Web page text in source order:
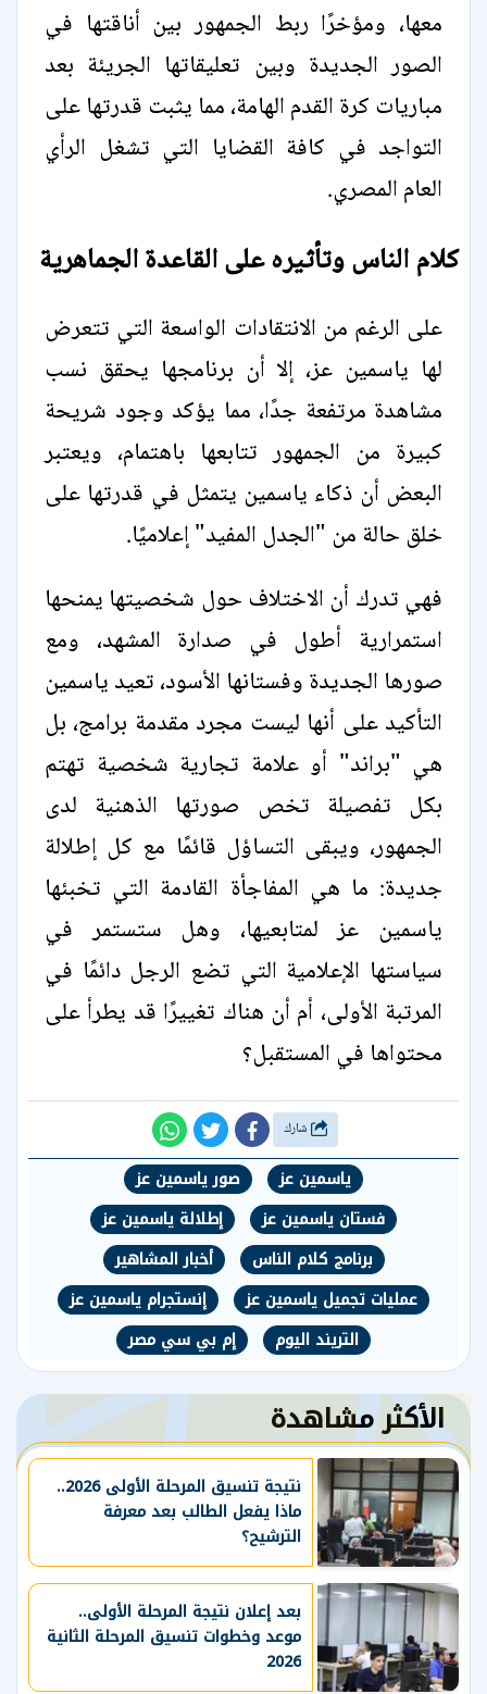
معها، ومؤخرًا ربط الجمهور بين أناقتها في
الصور الجديدة وبين تعليقاتها الجريئة بعد
مباريات كرة القدم الهامة، مما يثبت قدرتها على
التواجد في كافة القضايا التي تشغل الرأي
العام المصري.
كلام الناس وتأثيره على القاعدة الجماهرية
على الرغم من الانتقادات الواسعة التي تتعرض
لها ياسمين عز، إلا أن برنامجها يحقق نسب
مشاهدة مرتفعة جدًا، مما يؤكد وجود شريحة
كبيرة من الجمهور تتابعها باهتمام، ويعتبر
البعض أن ذكاء ياسمين يتمثل في قدرتها على
خلق حالة من "الجدل المفيد" إعلاميًا.
فهي تدرك أن الاختلاف حول شخصيتها يمنحها
استمرارية أطول في صدارة المشهد، ومع
صورها الجديدة وفستانها الأسود، تعيد ياسمين
التأكيد على أنها ليست مجرد مقدمة برامج، بل
هي "براند" أو علامة تجارية شخصية تهتم
بكل تفصيلة تخص صورتها الذهنية لدى
الجمهور، ويبقى التساؤل قائمًا مع كل إطلالة
جديدة: ما هي المفاجأة القادمة التي تخبئها
ياسمين عز لمتابعيها، وهل ستستمر في
سياستها الإعلامية التي تضع الرجل دائمًا في
المرتبة الأولى، أم أن هناك تغييرًا قد يطرأ على
محتواها في المستقبل؟
ياسمين عز
صور ياسمين عز
فستان ياسمين عز
إطلالة ياسمين عز
برنامج كلام الناس
أخبار المشاهير
عمليات تجميل ياسمين عز
إنستجرام ياسمين عز
التريند اليوم
إم بي سي مصر
الأكثر مشاهدة
نتيجة تنسيق المرحلة الأولى 2026..
ماذا يفعل الطالب بعد معرفة
الترشيح؟
بعد إعلان نتيجة المرحلة الأولى..
موعد وخطوات تنسيق المرحلة الثانية
2026